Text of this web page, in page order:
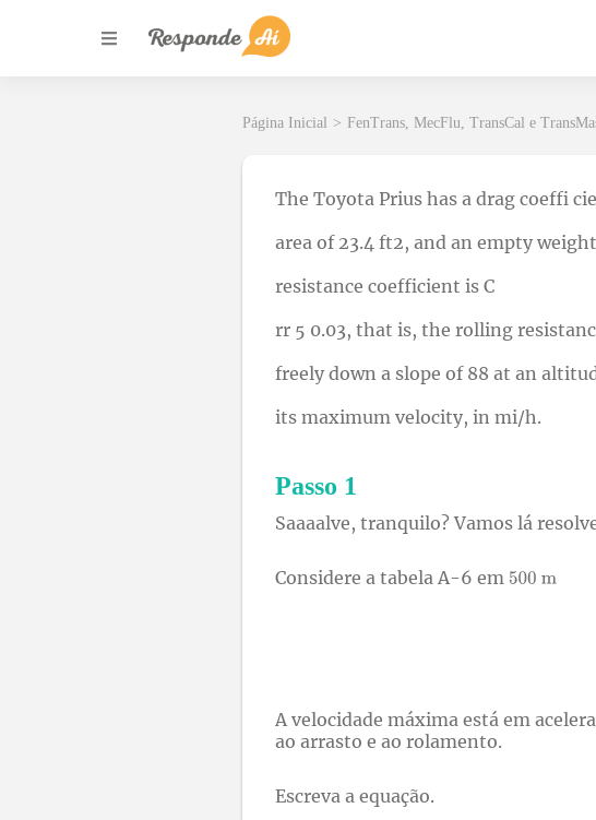
Página Inicial > FenTrans, MecFlu, TransCal e
The Toyota Prius has a drag coeffi
area of 23.4 ft2, and an empty
resistance coefficient is C
rr 5 0.03, that is, the rolling
freely down a slope of 88 at an
its maximum velocity, in mi/h.
Passo 1
Saaaalve, tranquilo? Vamos lá
Considere a tabela A-6 em
A velocidade máxima está em
ao arrasto e ao rolamento.
Escreva a equação.